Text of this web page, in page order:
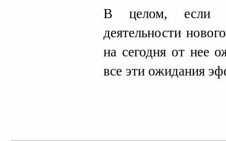
В целом, если
деятельности
на сегодня от нее
все эти ожидания